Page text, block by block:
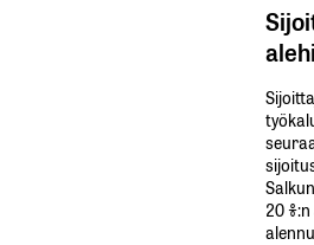
20